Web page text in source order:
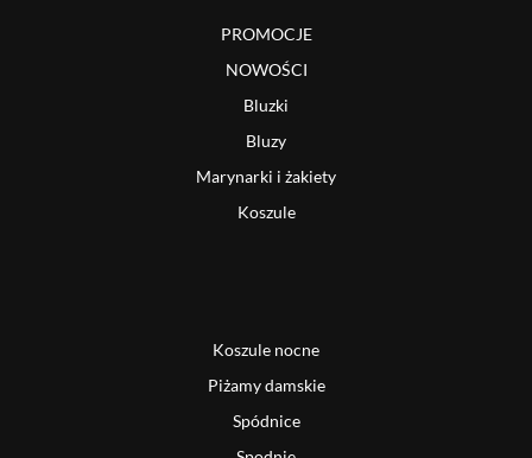
PROMOCJE
NOWOŚCI
Bluzki
Bluzy
Marynarki i żakiety
Koszule
Koszule nocne
Piżamy damskie
Spódnice